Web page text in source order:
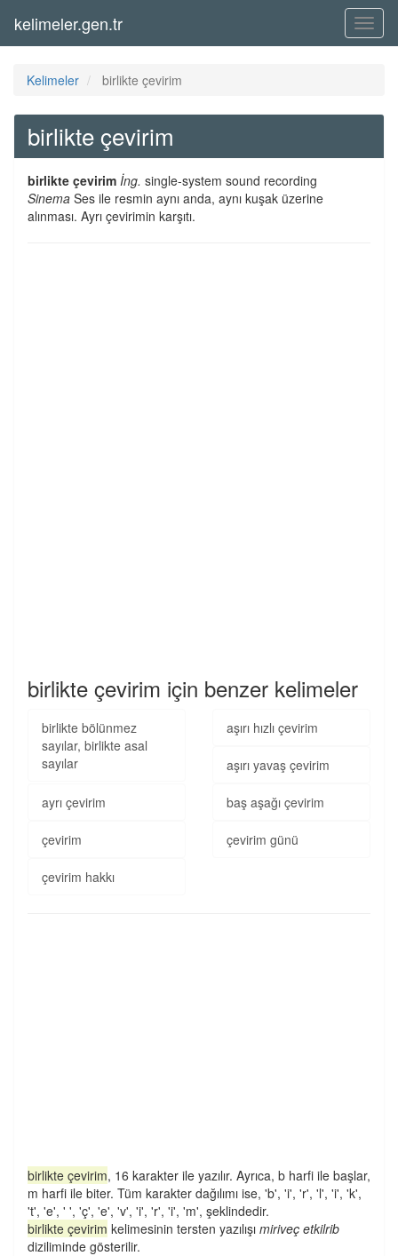
Menü
kelimeler.gen.tr
Kelimeler birlikte çevirim
birlikte çevirim
birlikte çevirim İng. single-system sound recording
Sinema Ses ile resmin aynı anda, aynı kuşak üzerine
alınması. Ayrı çevirimin karşıtı.
birlikte çevirim için benzer kelimeler
birlikte bölünmez
sayılar, birlikte asal
sayılar
aşırı hızlı çevirim
aşırı yavaş çevirim
ayrı çevirim baş aşağı çevirim
çevirim çevirim günü
çevirim hakkı
birlikte çevirim, 16 karakter ile yazılır. Ayrıca, b harfi ile başlar,
m harfi ile biter. Tüm karakter dağılımı ise, 'b', 'i', 'r', 'l', 'i', 'k',
't', 'e', ' ', 'ç', 'e', 'v', 'i', 'r', 'i', 'm', şeklindedir.
birlikte çevirim kelimesinin tersten yazılışı miriveç etkilrib
diziliminde gösterilir.